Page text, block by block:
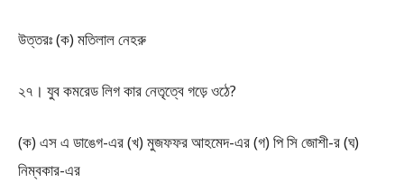
উত্তরঃ (ক) মতিলাল নেহরু
২৭। যুব কমরেড লিগ কার নেতৃত্বে গড়ে ওঠে?
(ক) এস এ ডাঙেগ-এর (খ) মুজফফর আহমেদ-এর (গ) পি সি জোশী-র (ঘ)
নিম্বকার-এর